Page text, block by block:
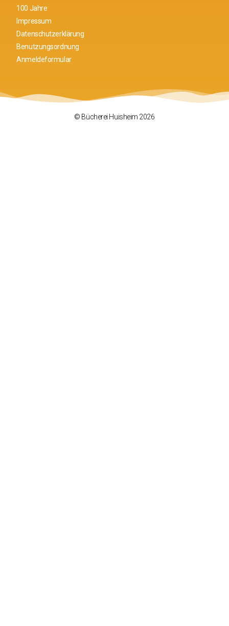
100 Jahre
Impressum
Datenschutzerklärung
Benutzungsordnung
Anmeldeformular
© Bücherei Huisheim 2026